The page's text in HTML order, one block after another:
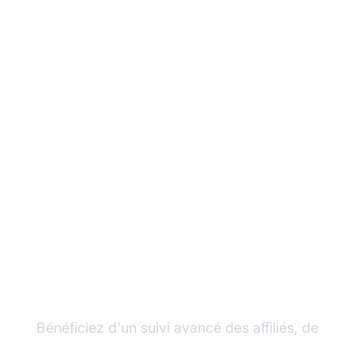
Bénéficiez d'un suivi avancé des affiliés, de